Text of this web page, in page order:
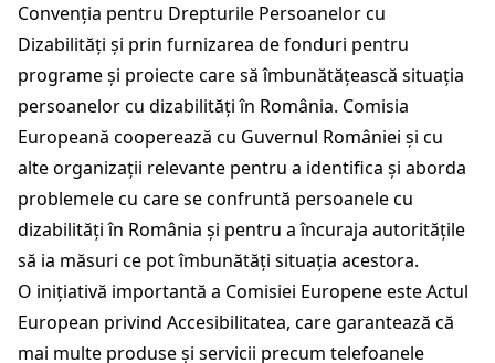
Convenția pentru Drepturile Persoanelor cu
Dizabilități și prin furnizarea de fonduri pentru
programe și proiecte care să îmbunătățească situația
persoanelor cu dizabilități în România. Comisia
Europeană cooperează cu Guvernul României și cu
alte organizații relevante pentru a identifica și aborda
problemele cu care se confruntă persoanele cu
dizabilități în România și pentru a încuraja autoritățile
să ia măsuri ce pot îmbunătăți situația acestora.
O inițiativă importantă a Comisiei Europene este Actul
European privind Accesibilitatea, care garantează că
mai multe produse și servicii precum telefoanele